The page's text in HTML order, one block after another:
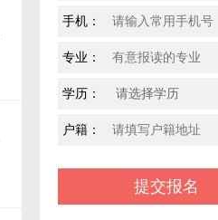
手机：
专业：
学历：
户籍：